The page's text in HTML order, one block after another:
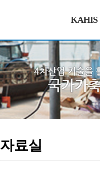
KAHIS
자료실